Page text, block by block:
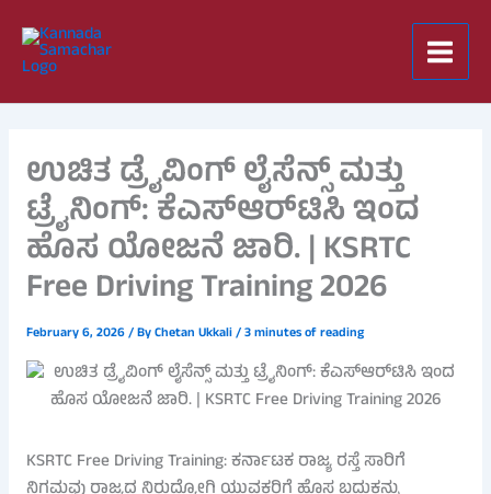
content
ಉಚಿತ ಡ್ರೈವಿಂಗ್ ಲೈಸೆನ್ಸ್ ಮತ್ತು
ಟ್ರೈನಿಂಗ್: ಕೆಎಸ್‌ಆರ್‌ಟಿಸಿ ಇಂದ
ಹೊಸ ಯೋಜನೆ ಜಾರಿ. | KSRTC
Free Driving Training 2026
February 6, 2026/ ByChetan Ukkali/3 minutes of reading
KSRTC Free Driving Training: ಕರ್ನಾಟಕ ರಾಜ್ಯ ರಸ್ತೆ ಸಾರಿಗೆ